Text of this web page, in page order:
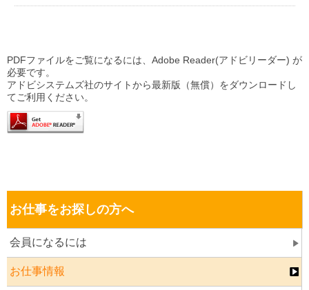
PDFファイルをご覧になるには、Adobe Reader(アドビリーダー) が
必要です。
アドビシステムズ社のサイトから最新版（無償）をダウンロードし
てご利用ください。
お仕事をお探しの方へ
会員になるには
お仕事情報